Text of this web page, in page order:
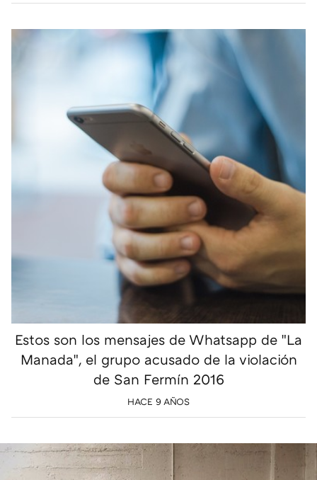
Estos son los mensajes de Whatsapp de "La
Manada", el grupo acusado de la violación
de San Fermín 2016
HACE 9 AÑOS